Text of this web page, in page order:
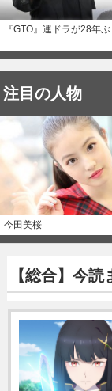
『GTO』連ドラが28年
注目の人物
今田美桜
【総合】今